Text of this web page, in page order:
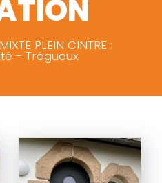
PLEIN CINTRE :
- Trégueux